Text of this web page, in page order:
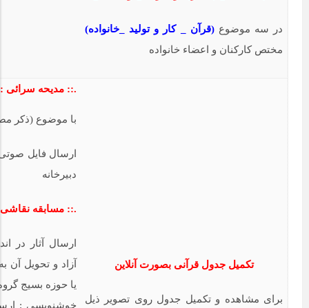
در سه موضوع(قرآن _ کار و تولید _خانواده)
مختص کارکنان و اعضاء خانواده
تکمیل جدول قرآنی بصورت آنلاین
برای مشاهده و تکمیل جدول روی تصویر ذیل
.:: مدیحه سرائی :
با موضوع (ذکر
دبیرخانه
.:: مسابقه
آزاد و تحویل آن
یا حوزه بسیج